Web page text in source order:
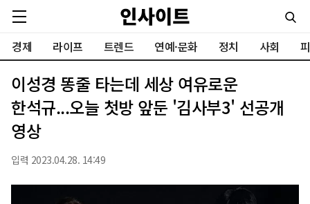
경제 라이프 트렌드 연예·문화 정치 사회
이성경 똥줄 타는데 세상 여유로운
한석규...오늘 첫방 앞둔 '김사부3' 선공개
영상
입력 2023.04.28. 14:49